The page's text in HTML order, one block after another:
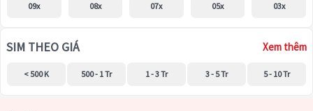
09x 08x 07x 05x 03x
SIM THEO GIÁ Xem thêm
< 500 K 500 - 1 Tr 1 - 3 Tr 3 - 5 Tr 5 - 10 Tr